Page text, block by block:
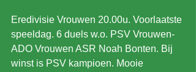
Eredivisie Vrouwen 20.00u. Voorlaatste
speeldag. 6 duels w.o. PSV Vrouwen-
ADO Vrouwen ASR Noah Bonten. Bij
winst is PSV kampioen. Mooie